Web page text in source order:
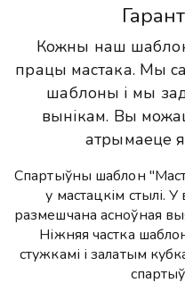
Кожны наш шаблон
працы мастака. Мы
шаблоны і мы
вынікам. Вы
атрымаеце
Спартыўны шаблон
у мастацкім стылі.
размешчана асноўная
Ніжняя частка
стужкамі і залатым